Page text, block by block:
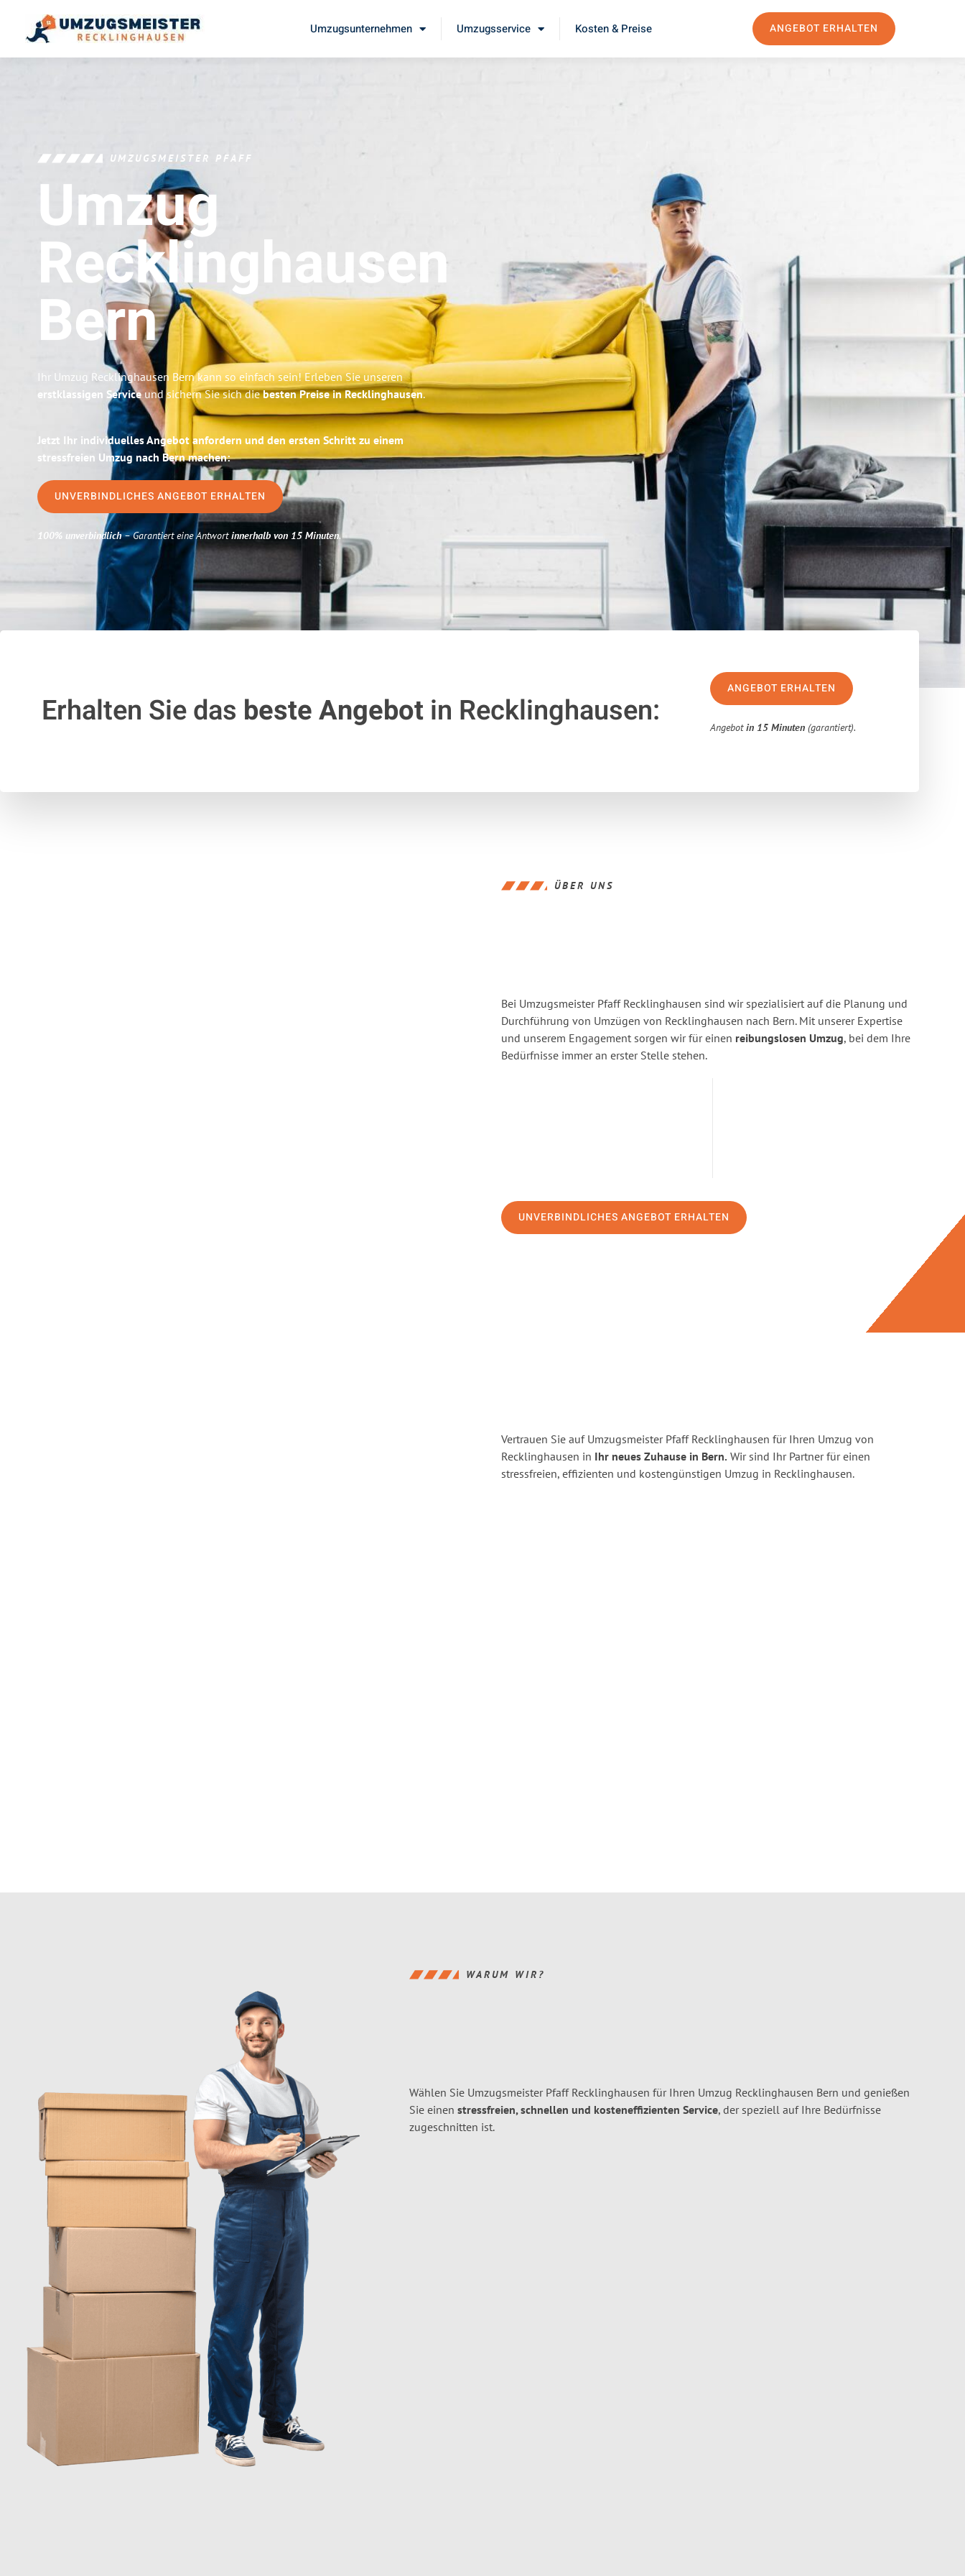
Umzugsunternehmen Umzugsservice Kosten & Preise ANGEBOT ERHALTEN
UMZUGSMEISTER PFAFF
Umzug
Recklinghausen
Bern
Ihr Umzug Recklinghausen Bern kann so einfach sein! Erleben Sie unseren
erstklassigen Serviceund sichern Sie sich diebesten Preise in Recklinghausen.
Jetzt Ihr individuelles Angebot anfordern und den ersten Schritt zu einem
stressfreien Umzug nach Bern machen:
UNVERBINDLICHES ANGEBOT ERHALTEN
100% unverbindlich– Garantiert eine Antwortinnerhalb von 15 Minuten.
Erhalten Sie das beste Angebotin Recklinghausen:
ANGEBOT ERHALTEN
Angebotin 15 Minuten (garantiert).
ÜBER UNS
Bei Umzugsmeister Pfaff Recklinghausen sind wir spezialisiert auf die Planung und
Durchführung von Umzügen von Recklinghausen nach Bern. Mit unserer Expertise
und unserem Engagement sorgen wir für einen reibungslosen Umzug, bei dem Ihre
Bedürfnisse immer an erster Stelle stehen.
UNVERBINDLICHES ANGEBOT ERHALTEN
Vertrauen Sie auf Umzugsmeister Pfaff Recklinghausen für Ihren Umzug von
Recklinghausen in Ihr neues Zuhause in Bern. Wir sind Ihr Partner für einen
stressfreien, effizienten und kostengünstigen Umzug in Recklinghausen.
WARUM WIR?
Wählen Sie Umzugsmeister Pfaff Recklinghausen für Ihren Umzug Recklinghausen Bern und genießen
Sie einen stressfreien, schnellen und kosteneffizienten Service, der speziell auf Ihre Bedürfnisse
zugeschnitten ist.